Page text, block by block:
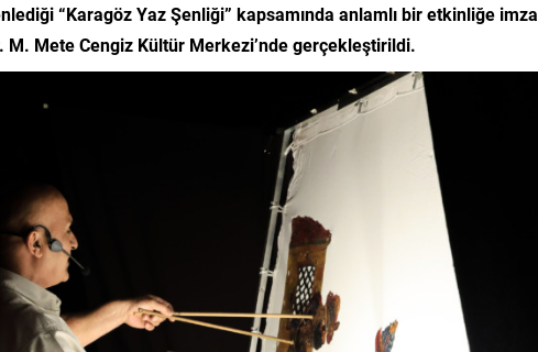
“Karagöz Yaz Şenliği” kapsamında anlamlı bir etkinliğe imza
M. Mete Cengiz Kültür Merkezi’nde gerçekleştirildi.